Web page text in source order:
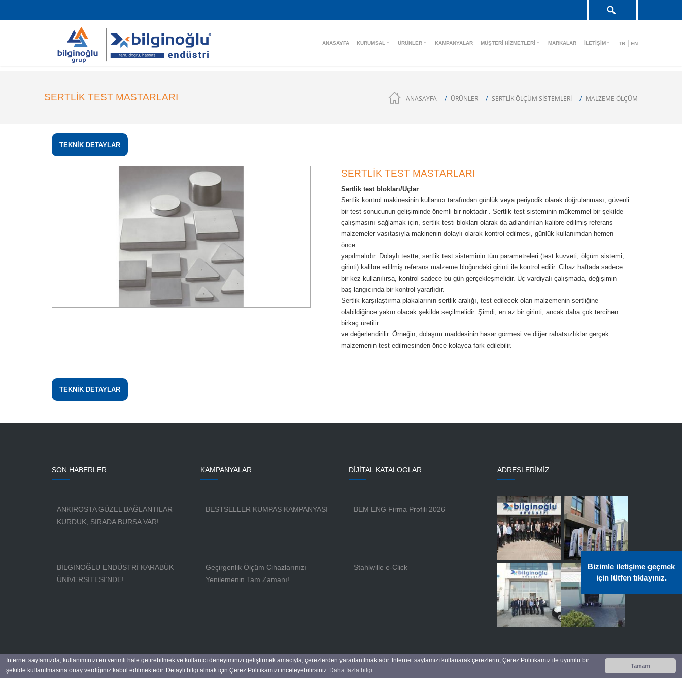
İnternet sayfamızda, kullanımınızı en verimli hale getirebilmek ve kullanıcı deneyiminizi geliştirmek amacıyla; çerezlerden yararlanılmaktadır. İnternet sayfamızı kullanarak çerezlerin, Çerez Politikamız ile uyumlu bir
şekilde kullanılmasına onay verdiğiniz kabul edilmektedir. Detaylı bilgi almak için Çerez Politikamızı inceleyebilirsiniz Daha fazla bilgi
Tamam
Bizimle iletişime geçmek
için lütfen tıklayınız.
ANASAYFA KURUMSAL ÜRÜNLER KAMPANYALAR MÜŞTERI HIZMETLERI MARKALAR İLETIŞIM TR EN
SERTLİK TEST MASTARLARI ANASAYFA ÜRÜNLER SERTLİK ÖLÇÜM SİSTEMLERİ MALZEME ÖLÇÜM
TEKNİK DETAYLAR
SERTLİK TEST MASTARLARI
Sertlik test blokları/Uçlar
Sertlik kontrol makinesinin kullanıcı tarafından günlük veya periyodik olarak doğrulanması, güvenli
bir test sonucunun gelişiminde önemli bir noktadır . Sertlik test sisteminin mükemmel bir şekilde
çalışmasını sağlamak için, sertlik testi blokları olarak da adlandırılan kalibre edilmiş referans
malzemeler vasıtasıyla makinenin dolaylı olarak kontrol edilmesi, günlük kullanımdan hemen
önce
yapılmalıdır. Dolaylı testte, sertlik test sisteminin tüm parametreleri (test kuvveti, ölçüm sistemi,
girinti) kalibre edilmiş referans malzeme bloğundaki girinti ile kontrol edilir. Cihaz haftada sadece
bir kez kullanılırsa, kontrol sadece bu gün gerçekleşmelidir. Üç vardiyalı çalışmada, değişimin
baş-langıcında bir kontrol yararlıdır.
Sertlik karşılaştırma plakalarının sertlik aralığı, test edilecek olan malzemenin sertliğine
olabildiğince yakın olacak şekilde seçilmelidir. Şimdi, en az bir girinti, ancak daha çok tercihen
birkaç üretilir
ve değerlendirilir. Örneğin, dolaşım maddesinin hasar görmesi ve diğer rahatsızlıklar gerçek
malzemenin test edilmesinden önce kolayca fark edilebilir.
TEKNİK DETAYLAR
SON HABERLER
ANKIROSTA GÜZEL BAĞLANTILAR
KURDUK, SIRADA BURSA VAR!
BİLGİNOĞLU ENDÜSTRİ KARABÜK
ÜNİVERSİTESİ’NDE!
KAMPANYALAR
BESTSELLER KUMPAS KAMPANYASI
Geçirgenlik Ölçüm Cihazlarınızı
Yenilemenin Tam Zamanı!
DİJİTAL KATALOGLAR
BEM ENG Firma Profili 2026
Stahlwille e-Click
ADRESLERİMİZ
Bilginoğlu Endüstri | Copyright 2017 ©Asersoft